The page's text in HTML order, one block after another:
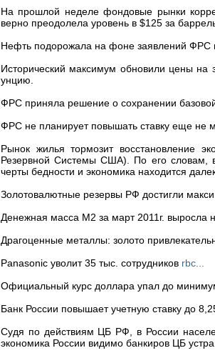
На прошлой неделе фондовые рынки
верно преодолела уровень в $125 за
Нефть подорожала на фоне заявлений ФРС
Исторический максимум обновили цены на
унцию.
ФРС приняла решение о сохранении
ФРС не планирует повышать ставку еще не
Рынок жилья тормозит восстановление
Резервной Системы США). По его словам,
черты бедности и экономика находится
Золотовалютные резервы РФ достигли
Денежная масса М2 за март 2011г. выросла
Драгоценные металлы: золото
Panasonic уволит 35 тыс. сотрудников rbc...
Официальный курс доллара упал до
Банк России повышает учетную ставку до
Судя по действиям ЦБ РФ, в России
экономика России видимо банкиров ЦБ